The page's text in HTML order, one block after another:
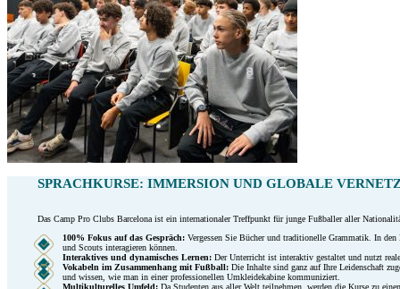
SPRACHKURSE: IMMERSION UND GLOBALE
Das Camp Pro Clubs Barcelona ist ein internationaler Treffpunkt für junge Fußballer aller
100% Fokus auf das Gespräch:Vergessen Sie Bücher und traditionelle Grammatik. In
und Scouts interagieren können.
Interaktives und dynamisches Lernen:Der Unterricht ist interaktiv gestaltet und nutzt
Vokabeln im Zusammenhang mit Fußball:Die Inhalte sind ganz auf Ihre Leidenschaft
und wissen, wie man in einer professionellen Umkleidekabine kommuniziert.
Multikulturelles Umfeld:Da Studenten aus aller Welt teilnehmen, werden die Kurse zu